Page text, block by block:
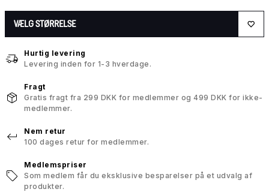
VÆLG STØRRELSE
Hurtig levering
Levering inden for 1-3 hverdage.
Fragt
Gratis fragt fra 299 DKK for medlemmer og 499 DKK for ikke-
medlemmer.
Nem retur
100 dages retur for medlemmer.
Medlemspriser
Som medlem får du eksklusive besparelser på et udvalg af
produkter.